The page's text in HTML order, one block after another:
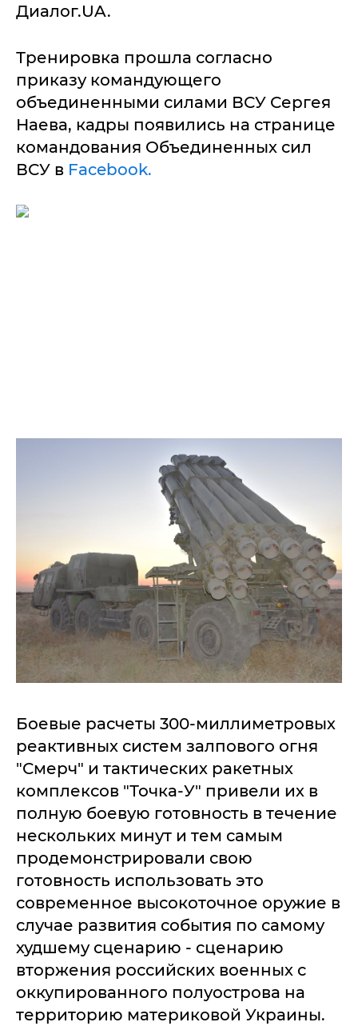
Диалог.UA.
Тренировка прошла согласно
приказу командующего
объединенными силами ВСУ Сергея
Наева, кадры появились на странице
командования Объединенных сил
ВСУ в Facebook.
Боевые расчеты 300-миллиметровых
реактивных систем залпового огня
"Смерч" и тактических ракетных
комплексов "Точка-У" привели их в
полную боевую готовность в течение
нескольких минут и тем самым
продемонстрировали свою
готовность использовать это
современное высокоточное оружие в
случае развития события по самому
худшему сценарию - сценарию
вторжения российских военных с
оккупированного полуострова на
территорию материковой Украины.